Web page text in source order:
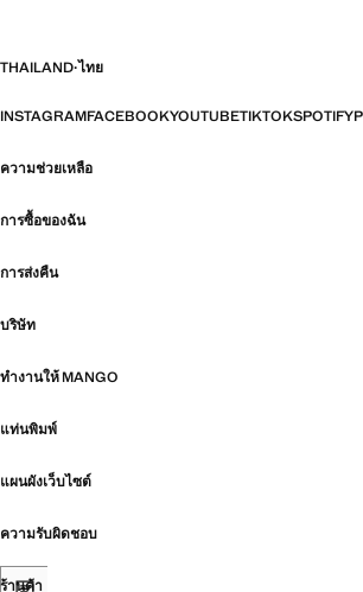
THAILAND·ไทย
INSTAGRAMFACEBOOKYOUTUBETIKTOKSPOTIFY
ความช่วยเหลือ
การซื้อของฉัน
การส่งคืน
บริษัท
ทำงานให้ MANGO
แท่นพิมพ์
แผนผังเว็บไซต์
ความรับผิดชอบ
ร้านค้า